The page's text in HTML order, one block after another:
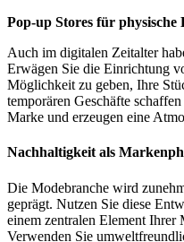
Pop-up Stores für physische
Auch im digitalen Zeitalter
Erwägen Sie die Einrichtung
Möglichkeit zu geben, Ihre
temporären Geschäfte
Marke und erzeugen eine
Nachhaltigkeit als
Die Modebranche wird
geprägt. Nutzen Sie diese
einem zentralen Element Ihrer
Verwenden Sie